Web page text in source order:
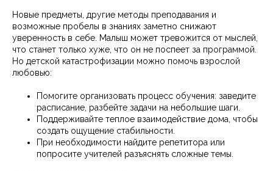
Новые предметы, другие методы преподавания и
возможные пробелы в знаниях заметно снижают
уверенность в себе. Малыш может тревожится от мыслей,
что станет только хуже, что он не поспеет за программой.
Но детской катастрофизации можно помочь взрослой
любовью:
Помогите организовать процесс обучения: заведите
расписание, разбейте задачи на небольшие шаги.
Поддерживайте теплое взаимодействие дома, чтобы
создать ощущение стабильности.
При необходимости найдите репетитора или
попросите учителей разъяснять сложные темы.